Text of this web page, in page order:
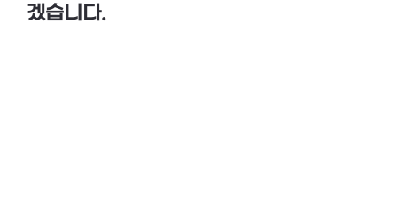
겠습니다.